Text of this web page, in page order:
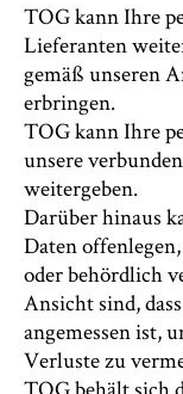
TOG kann Ihre
Lieferanten
gemäß unseren
erbringen.
TOG kann Ihre
unsere
weitergeben.
Darüber hinaus
Daten
oder behördlich
Ansicht sind,
angemessen ist,
Verluste zu